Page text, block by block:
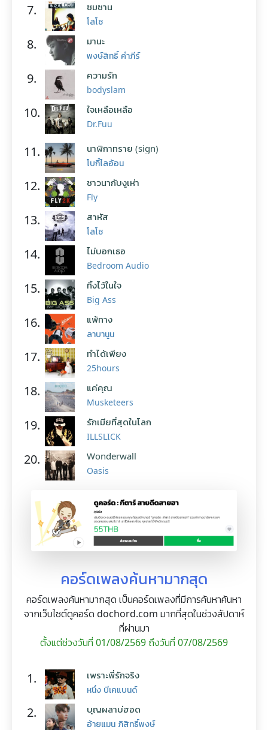
7. ซมซาน
โลโซ
8. มานะ
พงษ์สิทธิ์ คำภีร์
9. ความรัก
bodyslam
10. ใจเหลือเหลือ
Dr.Fuu
11. นาฬิกาทราย (sign)
โบกี้ไลอ้อน
12. ชาวนากับงูเห่า
Fly
13. สาหัส
โลโซ
14. ไม่บอกเธอ
Bedroom Audio
15. ทิ้งไว้ในใจ
Big Ass
16. แพ้ทาง
ลาบานูน
17. ทำได้เพียง
25hours
18. แค่คุณ
Musketeers
19. รักเมียที่สุดในโลก
ILLSLICK
20. Wonderwall
Oasis
คอร์ดเพลงค้นหามากสุด
คอร์ดเพลงค้นหามากสุด เป็นคอร์ดเพลงที่มีการค้นหาค้นหา
จากเว็บไซต์ดูคอร์ด dochord.com มากที่สุดในช่วงสัปดาห์
ที่ผ่านมา
ตั้งแต่ช่วงวันที่ 01/08/2569 ถึงวันที่ 07/08/2569
1. เพราะพี่รักจริง
หนึ่ง บีเคแบนด์
2. บุญผลาบ่ฮอด
อ้ายแมน ภิสิทธิ์พงษ์